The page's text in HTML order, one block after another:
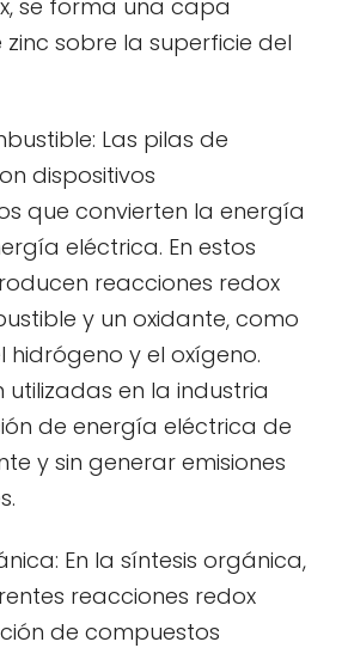
se forma una capa
sobre la superficie del
Las pilas de
dispositivos
que convierten la energía
eléctrica. En estos
reacciones redox
y un oxidante, como
hidrógeno y el oxígeno.
utilizadas en la industria
de energía eléctrica de
y sin generar emisiones
En la síntesis orgánica,
reacciones redox
de compuestos